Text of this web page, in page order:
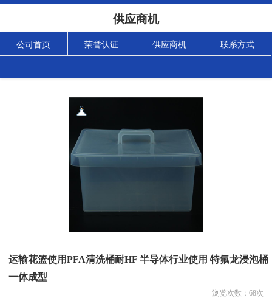
供应商机
公司首页 荣誉认证 供应商机 联系方式
运输花篮使用PFA清洗桶耐HF 半导体行业使用 特氟龙浸泡桶
一体成型
浏览次数： 68次